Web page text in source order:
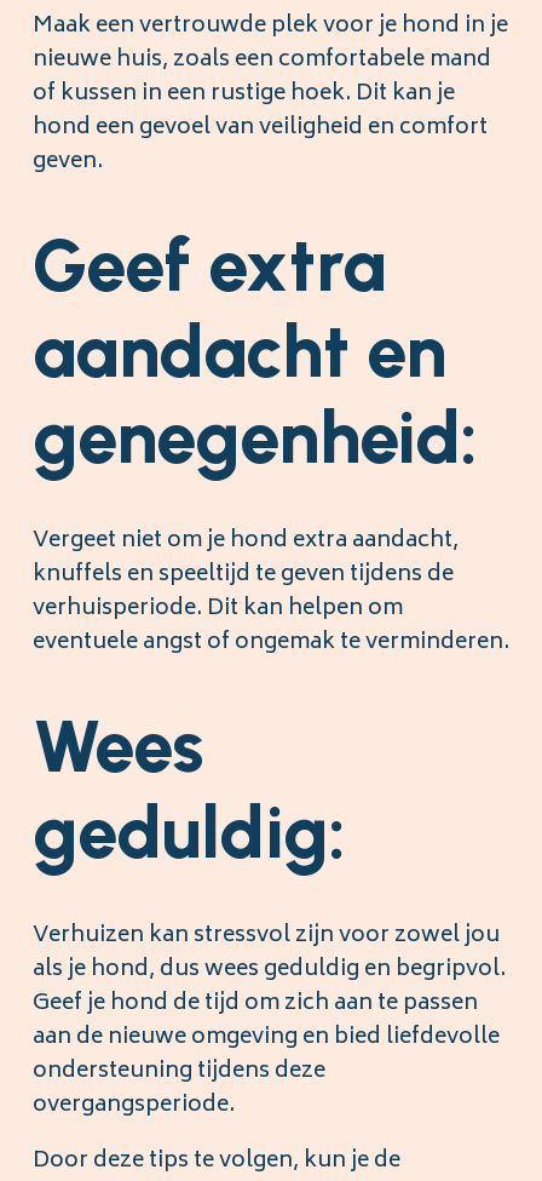
Maak een vertrouwde plek voor je hond in je
nieuwe huis, zoals een comfortabele mand
of kussen in een rustige hoek. Dit kan je
hond een gevoel van veiligheid en comfort
geven.
Geef extra
aandacht en
genegenheid:
Vergeet niet om je hond extra aandacht,
knuffels en speeltijd te geven tijdens de
verhuisperiode. Dit kan helpen om
eventuele angst of ongemak te verminderen.
Wees
geduldig:
Verhuizen kan stressvol zijn voor zowel jou
als je hond, dus wees geduldig en begripvol.
Geef je hond de tijd om zich aan te passen
aan de nieuwe omgeving en bied liefdevolle
ondersteuning tijdens deze
overgangsperiode.
Door deze tips te volgen, kun je de